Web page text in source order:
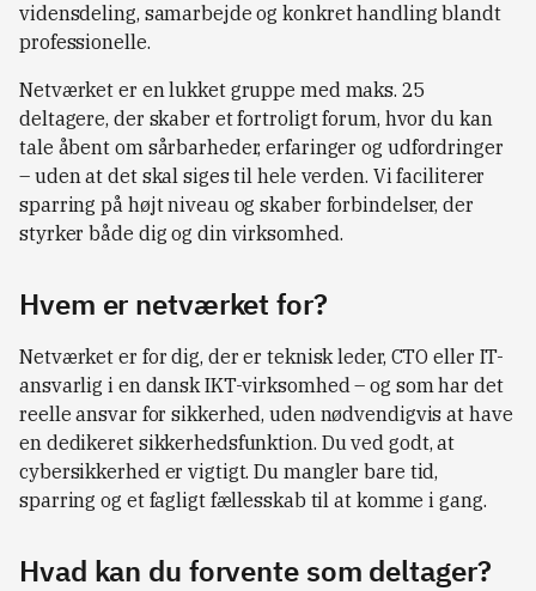
vidensdeling, samarbejde og konkret handling blandt
professionelle.
Netværket er en lukket gruppe med maks. 25
deltagere, der skaber et fortroligt forum, hvor du kan
tale åbent om sårbarheder, erfaringer og udfordringer
– uden at det skal siges til hele verden. Vi faciliterer
sparring på højt niveau og skaber forbindelser, der
styrker både dig og din virksomhed.
Hvem er netværket for?
Netværket er for dig, der er teknisk leder, CTO eller IT-
ansvarlig i en dansk IKT-virksomhed – og som har det
reelle ansvar for sikkerhed, uden nødvendigvis at have
en dedikeret sikkerhedsfunktion. Du ved godt, at
cybersikkerhed er vigtigt. Du mangler bare tid,
sparring og et fagligt fællesskab til at komme i gang.
Hvad kan du forvente som deltager?